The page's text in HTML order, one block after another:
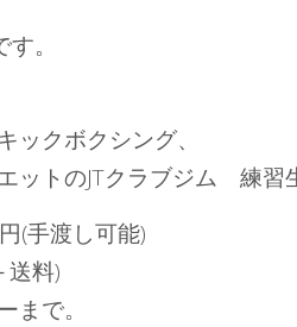
。
ックボクシング、
ットのJTクラブジム 練習
(手渡し可能)
料)
まで。